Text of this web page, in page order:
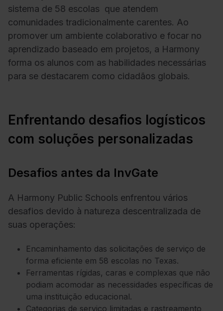
sistema de 58 escolas que atendem
comunidades tradicionalmente carentes. Ao
promover um ambiente colaborativo e focar no
aprendizado baseado em projetos, a Harmony
forma os alunos com as habilidades necessárias
para se destacarem como cidadãos globais.
Enfrentando desafios logísticos
com soluções personalizadas
Desafios antes da InvGate
A Harmony Public Schools enfrentou vários
desafios devido à natureza descentralizada de
suas operações:
Encaminhamento das solicitações de serviço de
forma eficiente em 58 escolas no Texas.
Ferramentas rígidas, caras e complexas que não
podiam acomodar as necessidades específicas de
uma instituição educacional.
Categorias de serviço limitadas e rastreamento